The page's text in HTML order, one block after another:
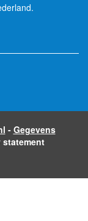
- Gegevens
statement